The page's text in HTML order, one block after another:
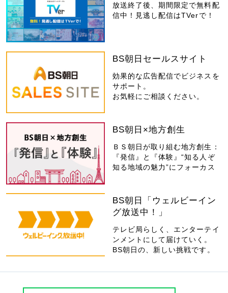
放送終了後、期間限定で無料配
信中！見逃し配信はTVerで！
BS朝日セールスサイト
効果的な広告配信でビジネスを
サポート。
お気軽にご相談ください。
BS朝日×地方創生
ＢＳ朝日が取り組む地方創生：
『発信』と『体験』“知る人ぞ
知る地域の魅力”にフォーカス
BS朝日「ウェルビーイン
グ放送中！」
テレビ局らしく、エンターテイ
ンメントにして届けていく。
BS朝日の、新しい挑戦です。